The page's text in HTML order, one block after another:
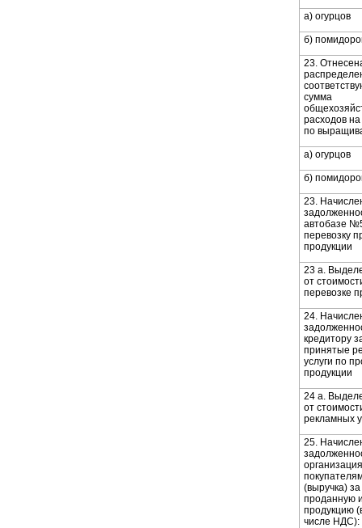
а) огурцов
б)
23.
сумма
расходов
по
а) огурцов
б)
23.
автобазе
перевозку
продукции
23 а.
от
перевозке
24.
кредитору
принятые
услуги по
продукции
24 а.
от
рекламных
25.
(выручка) за
проданную
продукцию
числе НДС):